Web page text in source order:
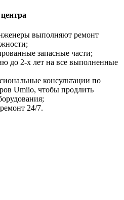
выполняют ремонт
запасные части;
до 2-х лет на все выполненные
консультации по
Umiio, чтобы продлить
24/7.